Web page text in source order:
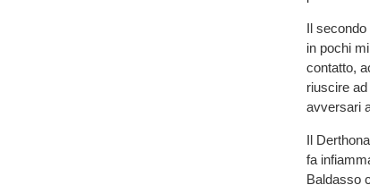
Il
in pochi
contatto,
riuscire
avversari
Il
fa
Baldasso